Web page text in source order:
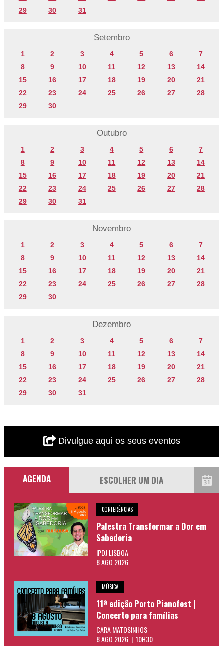
29
30 31
Setembro
1 2 3 4 5 6
7
8
9 10 11 12 13
14
15
16 17 18 19 20
21
22
23 24 25 26 27
28
29
30
Outubro
1 2 3 4 5 6
7
8
9 10 11 12 13
14
15
16 17 18 19 20
21
22
23 24 25 26 27
28
29
30 31
Novembro
1 2 3 4 5 6
7
8
9 10 11 12 13
14
15
16 17 18 19 20
21
22
23 24 25 26 27
28
29
30
Dezembro
1 2 3 4 5 6
7
8
9 10 11 12 13
14
15
16 17 18 19 20
21
22
23 24 25 26 27
28
29
30 31
Divulgue aqui os seus eventos
AGENDA
CONFERÊNCIAS
Palestra Transformar a Dor em
Sabedoria
IPDJ LISBOA
8 AGO 2026
MÚSICA
11ª edição Porto Pianofest |
Concerto para famílias
CARA MATOSINHOS
8 AGO 2026 | 10H30